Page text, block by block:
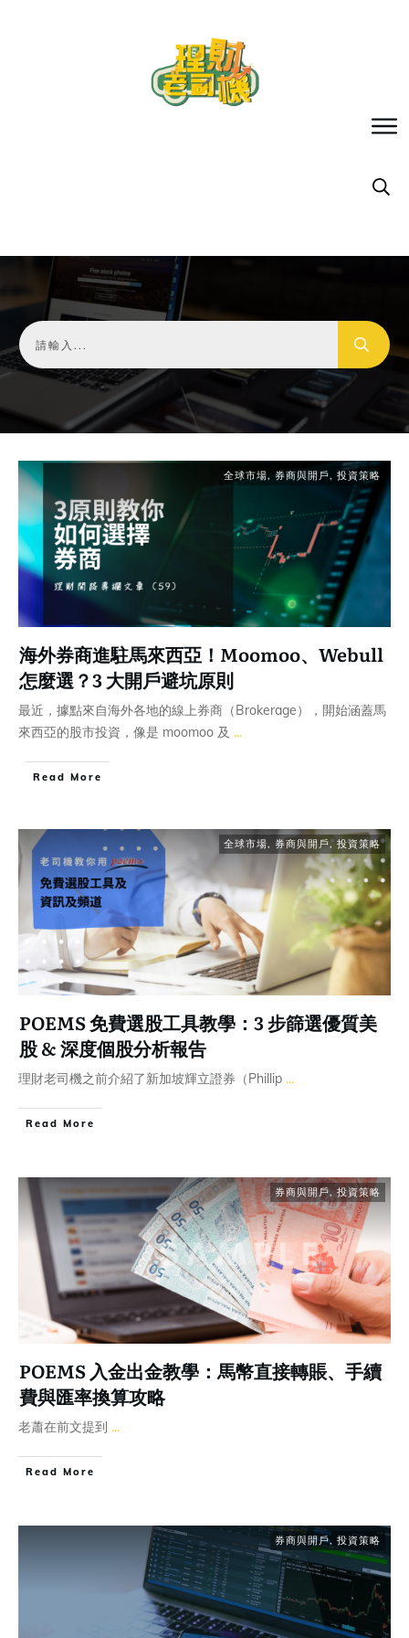
全球市場, 券商與開戶, 投資策略
海外券商進駐馬來西亞！Moomoo、Webull
怎麼選？3 大開戶避坑原則
最近，據點來自海外各地的線上券商（Brokerage），開始涵蓋馬
來西亞的股市投資，像是 moomoo 及 ...
Read More
全球市場, 券商與開戶, 投資策略
POEMS 免費選股工具教學：3 步篩選優質美
股 & 深度個股分析報告
理財老司機之前介紹了新加坡輝立證券（Phillip ...
Read More
券商與開戶,投資策略
POEMS 入金出金教學：馬幣直接轉賬、手續
費與匯率換算攻略
老蕭在前文提到 ...
Read More
券商與開戶, 投資策略